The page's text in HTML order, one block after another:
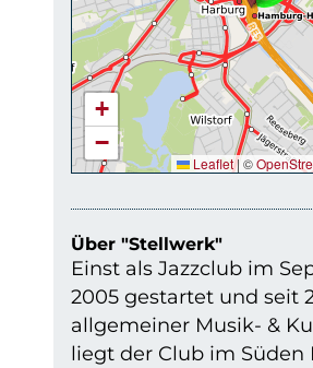
+
−
Leaflet| ©
Über "Stellwerk"
Einst als Jazzclub im
2005 gestartet und seit
allgemeiner Musik- &
liegt der Club im Süden